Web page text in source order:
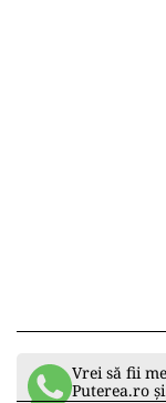
Vrei să fii
Puterea.ro